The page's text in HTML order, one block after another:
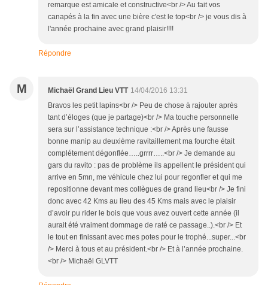
remarque est amicale et constructive<br /> Au fait vos
canapés à la fin avec une bière c'est le top<br /> je vous dis à
l'année prochaine avec grand plaisir!!!!
Répondre
M Michaël Grand Lieu VTT 14/04/2016 13:31
Bravos les petit lapins<br /> Peu de chose à rajouter après
tant d’éloges (que je partage)<br /> Ma touche personnelle
sera sur l’assistance technique :<br /> Après une fausse
bonne manip au deuxième ravitaillement ma fourche était
complétement dégonflée…..grrrr…..<br /> Je demande au
gars du ravito : pas de problème ils appellent le président qui
arrive en 5mn, me véhicule chez lui pour regonfler et qui me
repositionne devant mes collègues de grand lieu<br /> Je fini
donc avec 42 Kms au lieu des 45 Kms mais avec le plaisir
d’avoir pu rider le bois que vous avez ouvert cette année (il
aurait été vraiment dommage de raté ce passage..).<br /> Et
le tout en finissant avec mes potes pour le trophé...super...<br
/> Merci à tous et au président.<br /> Et à l’année prochaine.
<br /> Michaël GLVTT